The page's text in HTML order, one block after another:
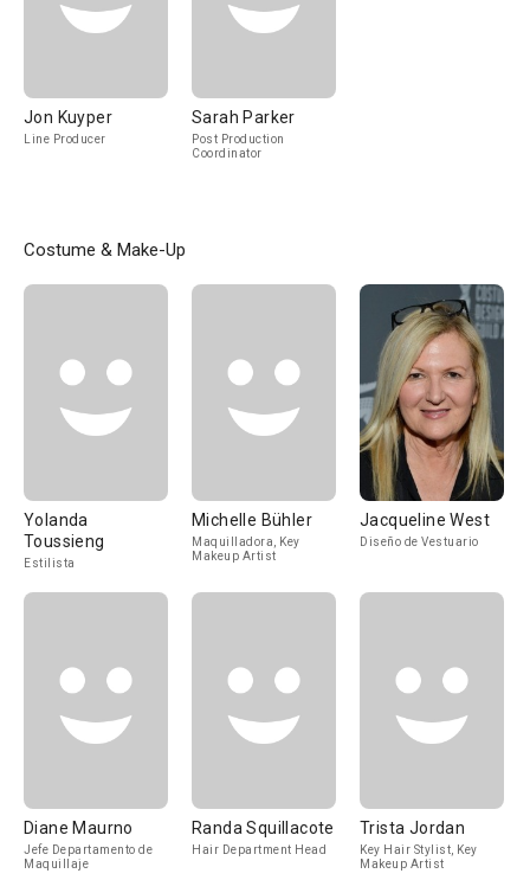
Jon Kuyper
Line Producer
Sarah Parker
Post Production
Coordinator
Costume & Make-Up
Yolanda
Toussieng
Estilista
Michelle Bühler
Maquilladora, Key
Makeup Artist
Jacqueline West
Diseño de Vestuario
Diane Maurno
Jefe Departamento de
Maquillaje
Randa Squillacote
Hair Department Head
Trista Jordan
Key Hair Stylist, Key
Makeup Artist